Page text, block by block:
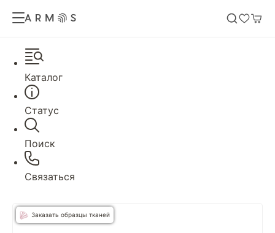
Каталог
Статус
Поиск
Связаться
Заказать образцы тканей